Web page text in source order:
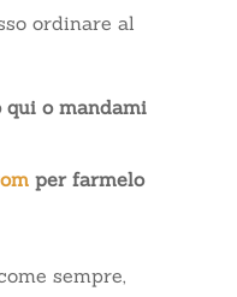
ordinare al
qui o mandami
per farmelo
sempre,